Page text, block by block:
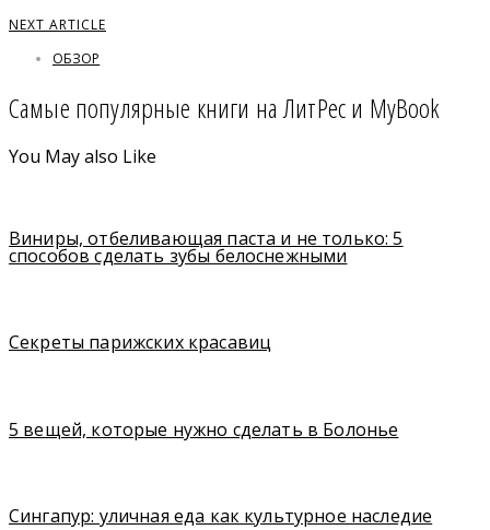
NEXT ARTICLE
ОБЗОР
Cамые популярные книги на ЛитРес и MyBook
You May also Like
Виниры, отбеливающая паста и не только: 5
способов сделать зубы белоснежными
Секреты парижских красавиц
5 вещей, которые нужно сделать в Болонье
Сингапур: уличная еда как культурное наследие